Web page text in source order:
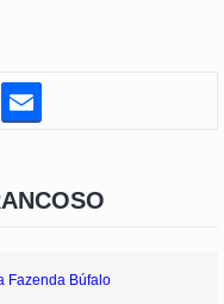
Fazenda Búfalo